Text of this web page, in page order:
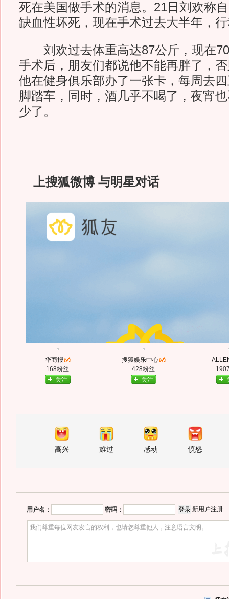
死在美国做手术的消息。21日刘欢称
缺血性坏死，现在手术过去大半年，
刘欢过去体重高达87公斤，现在70
手术后，朋友们都说他不能再胖了，
他在健身俱乐部办了一张卡，每周去
脚踏车，同时，酒几乎不喝了，夜宵
少了。
上搜狐微博 与明星对话
华商报
168粉丝
关注
搜狐娱乐中心
428粉丝
关注
高兴 难过 感动 愤怒
用户名： 密码： 新用户注册